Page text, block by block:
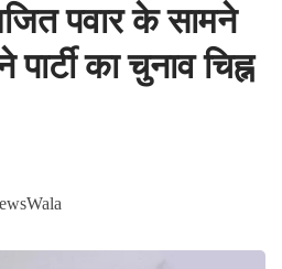
पवार के सामने
का चुनाव चिह्न